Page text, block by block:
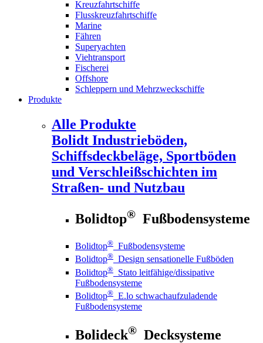
Kreuzfahrtschiffe
Flusskreuzfahrtschiffe
Marine
Fähren
Superyachten
Viehtransport
Fischerei
Offshore
Schleppern und Mehrzweckschiffe
Produkte
Alle Produkte
Bolidt Industrieböden,
Schiffsdeckbeläge, Sportböden
und Verschleißschichten im
Straßen- und Nutzbau
Bolidtop® Fußbodensysteme
Bolidtop® Fußbodensysteme
Bolidtop® Design sensationelle Fußböden
Bolidtop® Stato leitfähige/dissipative
Fußbodensysteme
Bolidtop® E.lo schwachaufzuladende
Fußbodensysteme
Bolideck® Decksysteme